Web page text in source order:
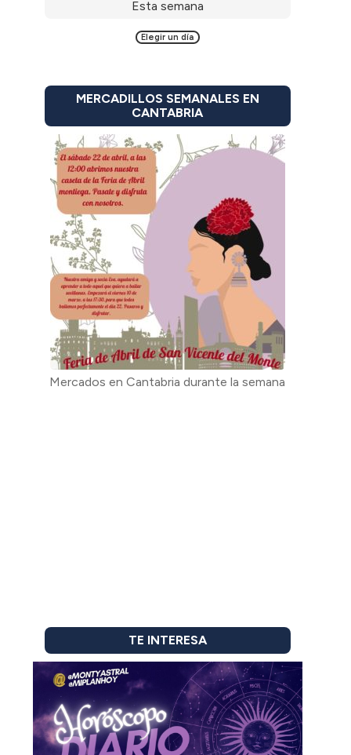
Esta semana
Elegir un día
MERCADILLOS SEMANALES EN
CANTABRIA
Mercados en Cantabria durante la semana
TE INTERESA